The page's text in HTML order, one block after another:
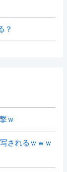
？
ｗ
されるｗｗｗ